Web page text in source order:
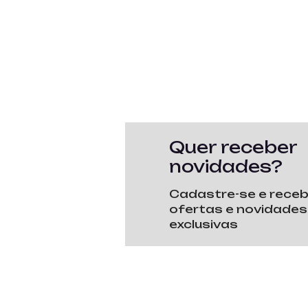
Quer receber
novidades?
Cadastre-se e
ofertas e novidades
exclusivas